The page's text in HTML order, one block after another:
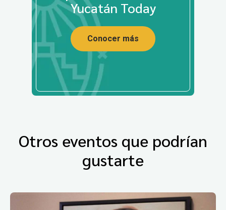
Yucatán Today
Conocer más
Otros eventos que podrían
gustarte